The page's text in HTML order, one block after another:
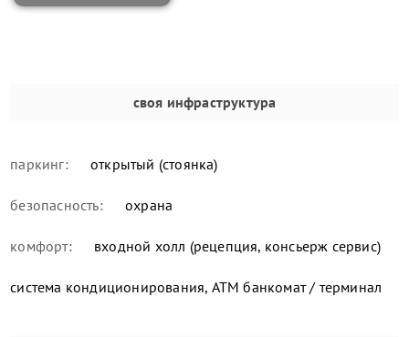
своя инфраструктура
паркинг: открытый (стоянка)
безопасность: охрана
комфорт: входной холл (рецепция, консьерж сервис)
система кондиционирования, ATM банкомат / терминал